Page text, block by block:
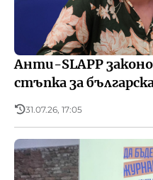
Анти-SLAPP
стъпка за
31.07.26, 17:05